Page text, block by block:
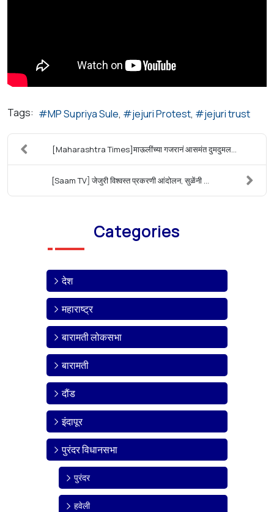
Tags: MP Supriya Sule jejuri Protest jejuri trust
[Maharashtra Times]माऊलींच्या गजरानं आसमंत दुमदुमल...
[Saam TV] जेजुरी विश्वस्त प्रकरणी आंदोलन, सुळेंनी ...
Categories
देश
महाराष्ट्र
बारामती लोकसभा
बारामती
दौंड
इंदापूर
पुरंदर विधानसभा
पुरंदर
हवेली